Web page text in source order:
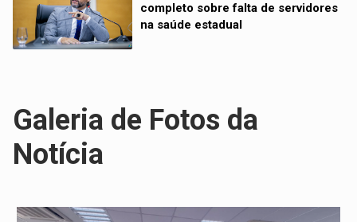
completo sobre falta de servidores
na saúde estadual
Galeria de Fotos da
Notícia